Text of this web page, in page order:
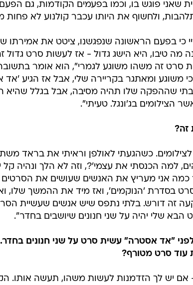
שאני פוגש בו, וכמו בפעמים הקודמות, גם
ולחשוף את היותו עכבר קולנוע לא
כי בפעם הראשונה שנפגשנו, ציטט את אמירתו
מה טיבו, היא הישג גדול - אז לעשות סרט גדול
סרט זה משהו משוגע לגמרי", הוא אומר
הכי משוגע ומאתגר בקריירה שלי, אבל אז הגיע
שההפקה שלו תהיה מסיבה, אבל בגלל שהיא
הצילומים בג'ונגל. טעיתי".
זה?
למה הכנסתי את עצמי'?, וזה לא הלך ונהיה קל
אני מעריץ את האנשים שעושים את
בסדרת 'הנוקמים', ואז מיד את ההמשך שלו,
זה דורש. בלתי נתפס שיש אנשים שעשיית
הבא שלי יהיה על שני חנונים שיושבים בחדר".
"אד אסטרה" עשית סרט על שני חנונים
עוד סרט מטורף?
- אם יש לך הזדמנות לעשות משהו, תעשה אותו.